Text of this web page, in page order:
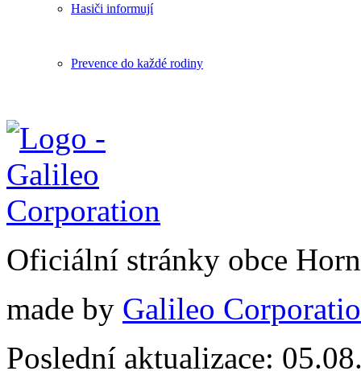
Hasiči informují
Prevence do každé rodiny
Oficiální stránky obce
made by Galileo
Poslední aktualizace: